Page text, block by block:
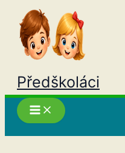
Přeskočit
obsah
Předškoláci